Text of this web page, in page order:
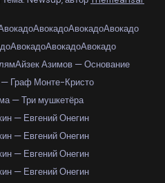
АвокадоАвокадоАвокадо
АвокадоАвокадоАвокадо
Айзек Азимов — Основание
Граф Монте-Кристо
— Три мушкетёра
— Евгений Онегин
— Евгений Онегин
— Евгений Онегин
— Евгений Онегин